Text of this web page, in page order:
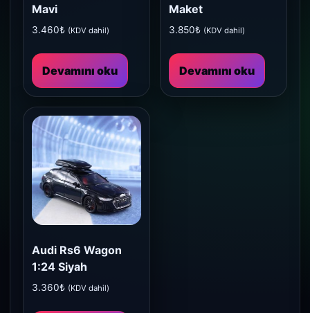
Mavi
3.460₺ (KDV dahil)
Devamını oku
Maket
3.850₺ (KDV dahil)
Devamını oku
Audi Rs6 Wagon
1:24 Siyah
3.360₺ (KDV dahil)